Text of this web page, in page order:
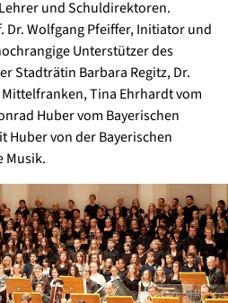
und Schuldirektoren.
Wolfgang Pfeiffer, Initiator und
Unterstützer des
Stadträtin Barbara Regitz, Dr.
Tina Ehrhardt vom
Huber vom Bayerischen
von der Bayerischen
Musik.